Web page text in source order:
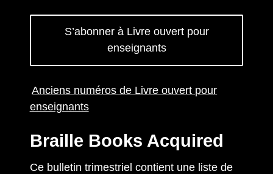
S’abonner à Livre ouvert pour
enseignants
Anciens numéros de Livre ouvert pour
enseignants
Braille Books Acquired
Ce bulletin trimestriel contient une liste de